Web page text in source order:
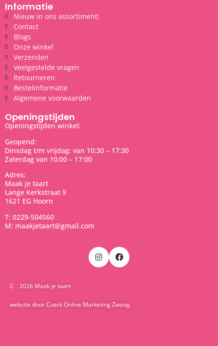
Informatie
Nieuw in ons assortiment!
Contact
Blogs
Onze winkel
Verzenden
Veelgestelde vragen
Retourneren
Bestelinformatie
Algemene voorwaarden
Openingstijden
Openingstijden winkel:
Geopend:
Dinsdag t/m vrijdag: van 10:30 – 17:30
Zaterdag van 10:00 – 17:00
Adres:
Maak je taart
Lange Kerkstraat 9
1621 EG Hoorn
T: 0229-504560
M: maakjetaart@gmail.com
2026 Maak je taart
website door Coark Online Marketing Zwaag